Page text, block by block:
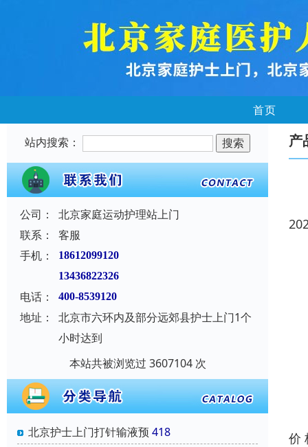
首页
站内搜索：
公司：
北京家庭运动护理站上门
联系：
客服
手机：
18612099120
13436822326
电话： 400-8539120
地址：
北京市六环内及部分远郊县护士上门1个
小时达到
本站共被浏览过 3607104 次
北京护士上门打针输液预 418
产
价